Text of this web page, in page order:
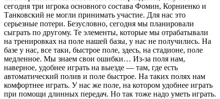
сегодня три игрока основного состава Фомин, Корниенко и
Танковский не могли принимать участие. Для нас это
серьезные потери. Безусловно, сегодня мы планировали
сыграть по другому. Те элементы, которые мы отрабатывали
на тренировках на поле нашей базы, у нас не получились. На
базе у нас, все таки, быстрое поле, здесь, на стадионе, поле
медленное. Мы знаем свои ошибки… Из-за поля нам,
наверное, удобнее играть на выезде — там, где есть
автоматический полив и поле быстрое. На таких полях нам
комфортнее играть. У нас же поле, на котором удобнее играть
при помощи длинных передач. Но так тоже надо уметь играть.